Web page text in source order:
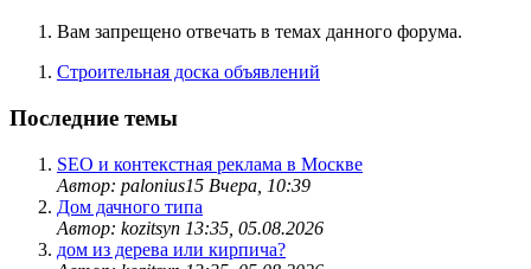
Вам запрещено отвечать в темах данного форума.
Строительная доска объявлений
Последние темы
SEO и контекстная реклама в Москве
Автор: palonius15 Вчера, 10:39
Дом дачного типа
Автор: kozitsyn 13:35, 05.08.2026
дом из дерева или кирпича?